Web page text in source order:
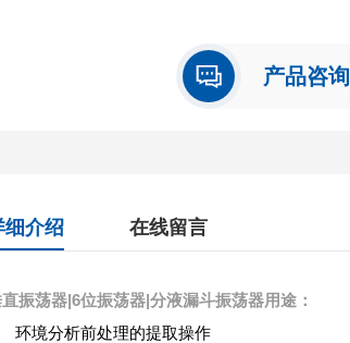
产品咨询
细介绍 在线留言
振荡器|6位振荡器|分液漏斗振荡器用途：
环境分析前处理的提取操作